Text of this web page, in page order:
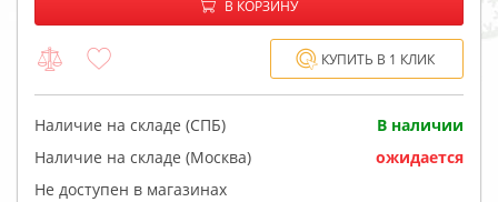
В КОРЗИНУ
КУПИТЬ В 1 КЛИК
Наличие на складе (СПБ)
В наличии
Наличие на складе (Москва)
ожидается
Не доступен в магазинах